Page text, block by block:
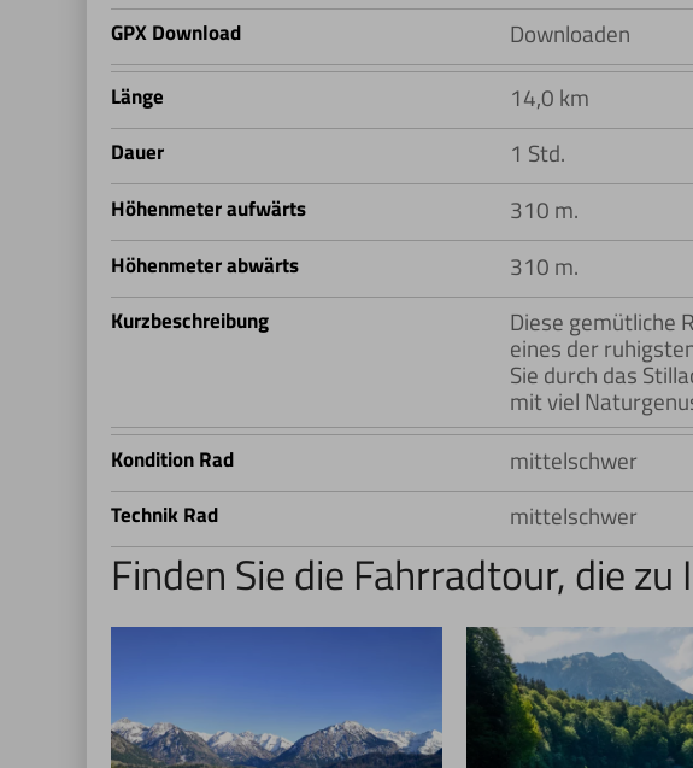
GPX Download Downloaden
Länge 14,0 km
Dauer 1 Std.
Höhenmeter aufwärts 310 m.
Höhenmeter abwärts 310 m.
Kurzbeschreibung Diese gemütliche
eines der
Sie durch das
mit viel
Kondition Rad mittelschwer
Technik Rad mittelschwer
Finden Sie die Fahrradtour, die